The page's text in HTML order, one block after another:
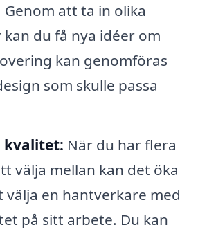
att ta in olika
du få nya idéer om
kan genomföras
som skulle passa
kvalitet: När du har flera
välja mellan kan det öka
välja en hantverkare med
på sitt arbete. Du kan